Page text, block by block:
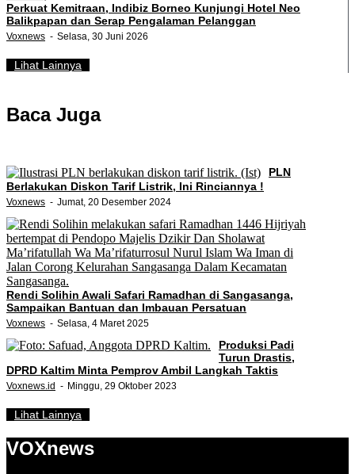
Perkuat Kemitraan, Indibiz Borneo Kunjungi Hotel Neo
Balikpapan dan Serap Pengalaman Pelanggan
Voxnews Selasa, 30 Juni 2026
Lihat Lainnya
Baca Juga
PLN
Berlakukan Diskon Tarif Listrik, Ini Rinciannya !
Voxnews Jumat, 20 Desember 2024
Rendi Solihin Awali Safari Ramadhan di Sangasanga,
Sampaikan Bantuan dan Imbauan Persatuan
Voxnews Selasa, 4 Maret 2025
Produksi Padi
Turun Drastis,
DPRD Kaltim Minta Pemprov Ambil Langkah Taktis
Voxnews.id Minggu, 29 Oktober 2023
Lihat Lainnya
VOXnews